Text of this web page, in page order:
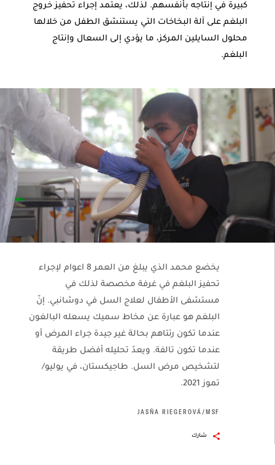
كبيرة في إنتاجه بأنفسهم. لذلك، يعتمد إجراء تحفيز خروج
البلغم على آلة البخاخات التي يستنشق الطفل من خلالها
محلول السايلين المركز، ما يؤدي إلى السعال وإنتاج
البلغم.
يخضع محمد الذي يبلغ من العمر 8 اعوام لإجراء
تحفيز البلغم في غرفة مخصصة لذلك في
مستشفى الأطفال لعلاج السل في دوشانبي. إنّ
البلغم هو عبارة عن مخاط سميك يسعله البالغون
عندما تكون رئتاهم بحالة غير جيدة جراء المرض أو
عندما تكون تالفة. ويعدّ تحليله أفضل طريقة
لتشخيص مرض السل. طاجيكستان، في يوليو/
تموز 2021.
JASŇA RIEGEROVÁ/MSF
شارك